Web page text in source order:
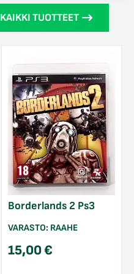
KAIKKI TUOTTEET
Borderlands 2 Ps3
VARASTO: RAAHE
15,00€